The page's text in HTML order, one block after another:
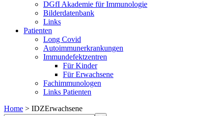
DGfI Akademie für Immunologie
Bilderdatenbank
Links
Patienten
Long Covid
Autoimmunerkrankungen
Immundefektzentren
Für Kinder
Für Erwachsene
Fachimmunologen
Links Patienten
Home > IDZErwachsene